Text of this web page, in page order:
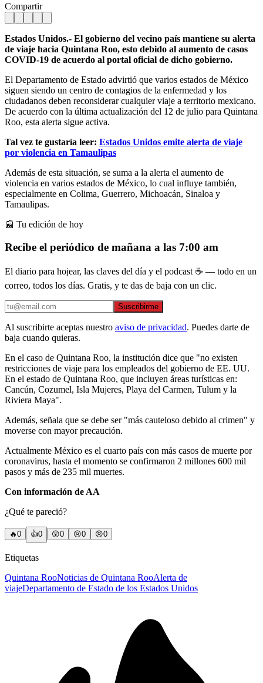
Compartir
Estados Unidos.- El gobierno del vecino país mantiene su alerta
de viaje hacia Quintana Roo, esto debido al aumento de casos
COVID-19 de acuerdo al portal oficial de dicho gobierno.
El Departamento de Estado advirtió que varios estados de México
siguen siendo un centro de contagios de la enfermedad y los
ciudadanos deben reconsiderar cualquier viaje a territorio mexicano.
De acuerdo con la última actualización del 12 de julio para Quintana
Roo, esta alerta sigue activa.
Tal vez te gustaría leer: Estados Unidos emite alerta de viaje
por violencia en Tamaulipas
Además de esta situación, se suma a la alerta el aumento de
violencia en varios estados de México, lo cual influye también,
especialmente en Colima, Guerrero, Michoacán, Sinaloa y
Tamaulipas.
📰 Tu edición de hoy
Recibe el periódico de mañana a las 7:00 am
El diario para hojear, las claves del día y el podcast ☕ — todo en un
correo, todos los días. Gratis, y te das de baja con un clic.
Suscribirme
Al suscribirte aceptas nuestro aviso de privacidad. Puedes darte de
baja cuando quieras.
En el caso de Quintana Roo, la institución dice que "no existen
restricciones de viaje para los empleados del gobierno de EE. UU.
En el estado de Quintana Roo, que incluyen áreas turísticas en:
Cancún, Cozumel, Isla Mujeres, Playa del Carmen, Tulum y la
Riviera Maya".
Además, señala que se debe ser "más cauteloso debido al crimen" y
moverse con mayor precaución.
Actualmente México es el cuarto país con más casos de muerte por
coronavirus, hasta el momento se confirmaron 2 millones 600 mil
pasos y más de 235 mil muertes.
Con información de AA
¿Qué te pareció?
🔥0 👍0 😲0 😢0 😠0
Etiquetas
Quintana RooNoticias de Quintana RooAlerta de
viajeDepartamento de Estado de los Estados Unidos